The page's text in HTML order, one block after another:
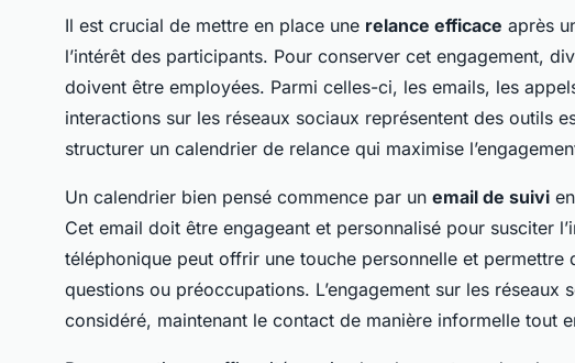
Il est crucial de mettre en place une relance efficace après
l’intérêt des participants. Pour conserver cet engagement,
doivent être employées. Parmi celles-ci, les emails, les
interactions sur les réseaux sociaux représentent des outils
structurer un calendrier de relance qui maximise
Un calendrier bien pensé commence par un email de suivi
Cet email doit être engageant et personnalisé pour susciter
téléphonique peut offrir une touche personnelle et permettre
questions ou préoccupations. L’engagement sur les réseaux
considéré, maintenant le contact de manière informelle tout